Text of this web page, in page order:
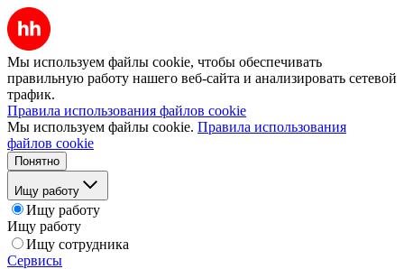
Мы используем файлы cookie, чтобы обеспечивать
правильную работу нашего веб-сайта и анализировать сетевой
трафик.
Правила использования файлов cookie
Мы используем файлы cookie. Правила использования
файлов cookie
Понятно
Ищу работу
Ищу работу
Ищу работу
Ищу сотрудника
Сервисы